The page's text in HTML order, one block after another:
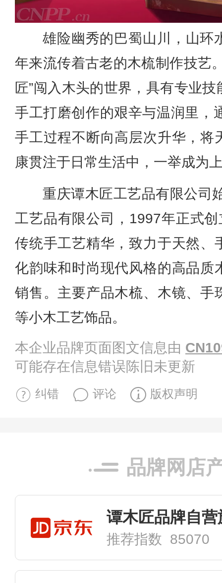
雄险幽秀的巴蜀山川，山环
年来流传着古老的木梳制作技艺
匠”闯入木头的世界，具有专业
手工打磨创作的艰辛与温润里，
手工过程不断向高层次升华，将
康贯注于日常生活中，一举成为
重庆谭木匠工艺品有限公司
工艺品有限公司，1997年正式创
传统手工艺精华，致力于天然、
化韵味和时尚现代风格的高品质
销售。主要产品木梳、木镜、手
等小木工艺饰品。
本企业品牌页面图文信息由
可能存在信息错误陈旧未更新
纠错 评论 版权声明
品牌网店
谭木匠品牌自营
推荐指数 85070